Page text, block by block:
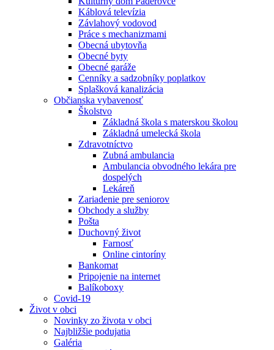
Káblová televízia
Závlahový vodovod
Práce s mechanizmami
Obecná ubytovňa
Obecné byty
Obecné garáže
Cenníky a sadzobníky poplatkov
Splašková kanalizácia
Občianska vybavenosť
Školstvo
Základná škola s materskou školou
Základná umelecká škola
Zdravotníctvo
Zubná ambulancia
Ambulancia obvodného lekára pre
dospelých
Lekáreň
Zariadenie pre seniorov
Obchody a služby
Pošta
Duchovný život
Farnosť
Online cintoríny
Bankomat
Pripojenie na internet
Balíkoboxy
Covid-19
Život v obci
Novinky zo života v obci
Najbližšie podujatia
Galéria